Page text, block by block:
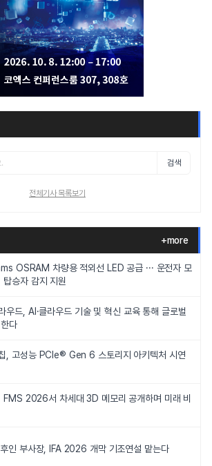
검색
전체기사 목록보기
+more
OSRAM 차량용 적외선 LED 공급 ··· 운전자 모
탑승자 감지 지원
우드, AI·클라우드 기술 및 혁신 교육 통해 글로벌
다
, 고성능 PCIe® Gen 6 스토리지 아키텍처 시연
FMS 2026서 차세대 3D 메모리 공개하며 미래 비
인 부사장, IFA 2026 개막 기조연설 맡는다